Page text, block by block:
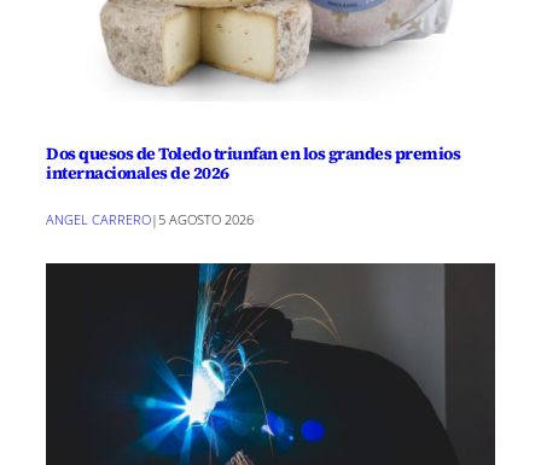
Dos quesos de Toledo triunfan en los grandes premios
internacionales de 2026
ANGEL CARRERO| 5 AGOSTO 2026